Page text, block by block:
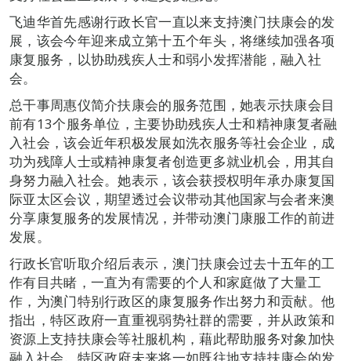
飞迪华首先感谢行政长官一直以来支持澳门扶康会的发
展，该会今年迎来成立第十五个年头，将继续加强各项
康复服务，以协助残疾人士和弱小发挥潜能，融入社
会。
总干事周惠仪简介扶康会的服务范围，她表示扶康会目
前有13个服务单位，主要协助残疾人士和精神康复者融
入社会，该会近年积极发展如洗衣服务等社会企业，成
功为残障人士或精神康复者创造更多就业机会，用其自
身努力融入社会。她表示，该会获授权明年承办康复国
际亚太区会议，期望透过会议带动其他国家与会者来澳
分享康复服务的发展情况，并带动澳门康服工作的前进
发展。
行政长官听取介绍后表示，澳门扶康会过去十五年的工
作有目共睹，一直为有需要的个人和家庭做了大量工
作，为澳门特别行政区的康复服务作出努力和贡献。他
指出，特区政府一直重视弱势社群的需要，并从政策和
资源上支持扶康会等社服机构，藉此帮助服务对象加快